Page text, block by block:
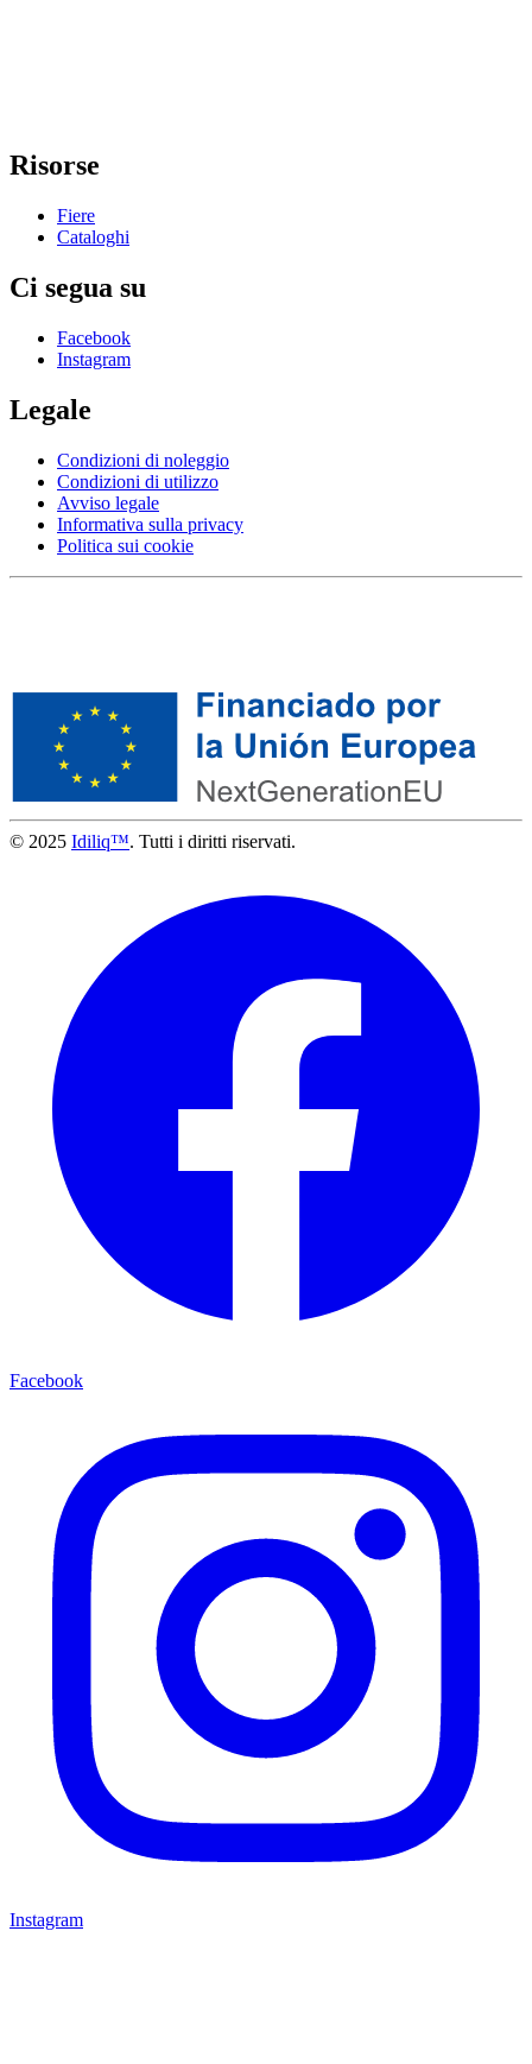
Risorse
Fiere
Cataloghi
Ci segua su
Facebook
Instagram
Legale
Condizioni di noleggio
Condizioni di utilizzo
Avviso legale
Informativa sulla privacy
Politica sui cookie
© 2025 Idiliq™. Tutti i diritti riservati.
Facebook
Instagram